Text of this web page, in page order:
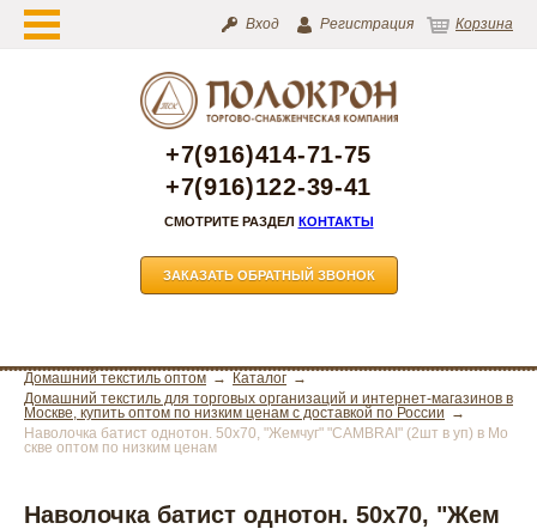
Вход Регистрация Корзина
+7(916)414-71-75
+7(916)122-39-41
СМОТРИТЕ РАЗДЕЛ КОНТАКТЫ
ЗАКАЗАТЬ ОБРАТНЫЙ ЗВОНОК
Домашний текстиль оптом
Каталог
Домашний текстиль для торговых организаций и интернет-магазинов в
Москве, купить оптом по низким ценам с доставкой по России
Наволочка батист однотон. 50х70, "Жемчуг" "CAMBRAI" (2шт в уп) в Мо
скве оптом по низким ценам
Наволочка батист однотон. 50х70, "Жем